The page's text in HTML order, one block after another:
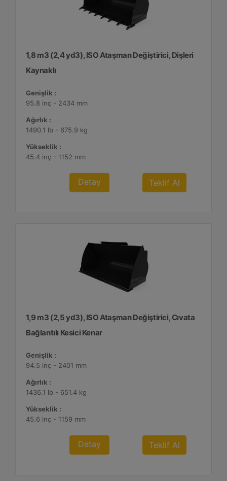
1,8 m3 (2,4 yd3), ISO Ataşman Değiştirici, Dişleri
Kaynaklı
Genişlik :
95.8 inç - 2434 mm
Ağırlık :
1490.1 lb - 675.9 kg
Yükseklik :
45.4 inç - 1152 mm
Detay Teklif Al
1,9 m3 (2,5 yd3), ISO Ataşman Değiştirici, Cıvata
Bağlantılı Kesici Kenar
Genişlik :
94.5 inç - 2401 mm
Ağırlık :
1436.1 lb - 651.4 kg
Yükseklik :
45.6 inç - 1159 mm
Detay Teklif Al